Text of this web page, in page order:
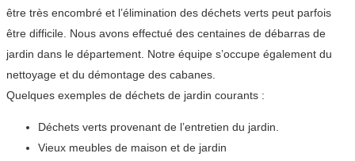
être très encombré et l’élimination des déchets verts peut parfois
être difficile. Nous avons effectué des centaines de débarras de
jardin dans le département. Notre équipe s’occupe également du
nettoyage et du démontage des cabanes.
Quelques exemples de déchets de jardin courants :
Déchets verts provenant de l’entretien du jardin.
Vieux meubles de maison et de jardin